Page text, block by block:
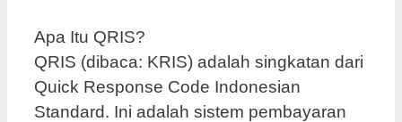
Apa Itu QRIS?
QRIS (dibaca: KRIS) adalah singkatan dari
Quick Response Code Indonesian
Standard. Ini adalah sistem pembayaran